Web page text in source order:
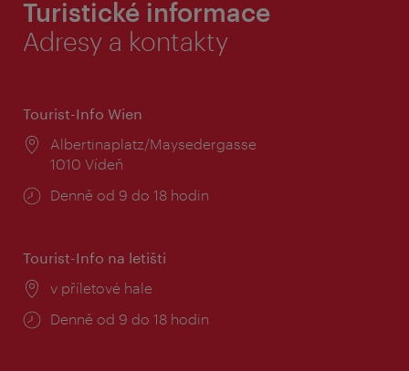
Turistické informace
Adresy a kontakty
Tourist-Info Wien
Místo:
Albertinaplatz/Maysedergasse
1010 Vídeň
Provozní
Denně od 9 do 18 hodin
Tourist-Info na letišti
Místo:
v příletové hale
Provozní
Denně od 9 do 18 hodin